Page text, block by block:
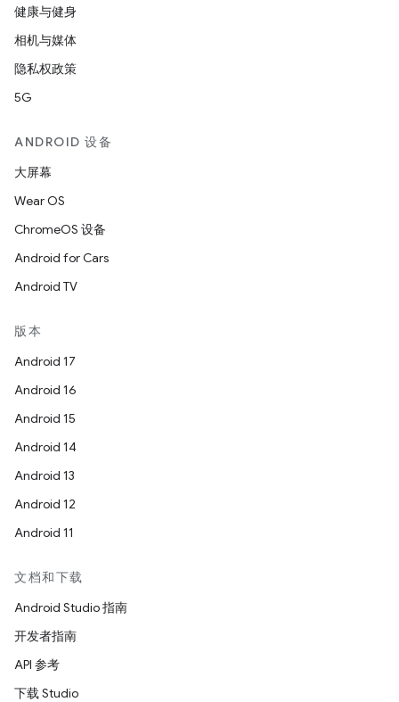
健康与健身
相机与媒体
隐私权政策
5G
ANDROID 设备
大屏幕
Wear OS
ChromeOS 设备
Android for Cars
Android TV
版本
Android 17
Android 16
Android 15
Android 14
Android 13
Android 12
Android 11
文档和下载
Android Studio 指南
开发者指南
API 参考
下载 Studio